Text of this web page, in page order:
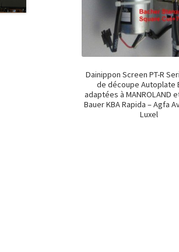
Dainippon Screen PT-R
de découpe Autoplate
adaptées à MANROLAND
Bauer KBA Rapida – Agfa
Luxel